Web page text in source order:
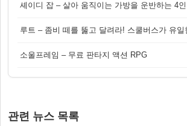
소울프레임 – 무료 판타지 액션 RPG
관련 뉴스 목록